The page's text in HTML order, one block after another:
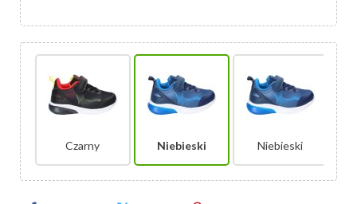
Czarny Niebieski Niebieski